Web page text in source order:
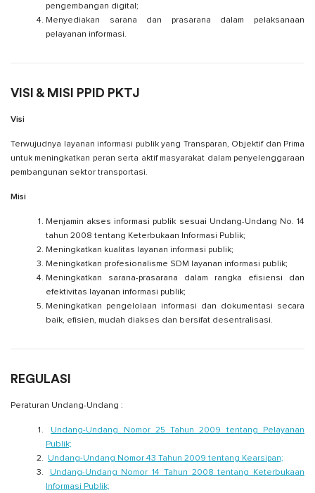
pengembangan digital;
Menyediakan sarana dan prasarana dalam pelaksanaan
pelayanan informasi.
VISI & MISI PPID PKTJ
Visi
Terwujudnya layanan informasi publik yang Transparan, Objektif dan Prima
untuk meningkatkan peran serta aktif masyarakat dalam penyelenggaraan
pembangunan sektor transportasi.
Misi
Menjamin akses informasi publik sesuai Undang-Undang No. 14
tahun 2008 tentang Keterbukaan Informasi Publik;
Meningkatkan kualitas layanan informasi publik;
Meningkatkan profesionalisme SDM layanan informasi publik;
Meningkatkan sarana-prasarana dalam rangka efisiensi dan
efektivitas layanan informasi publik;
Meningkatkan pengelolaan informasi dan dokumentasi secara
baik, efisien, mudah diakses dan bersifat desentralisasi.
REGULASI
Peraturan Undang-Undang :
Undang-Undang Nomor 25 Tahun 2009 tentang Pelayanan
Publik;
Undang-Undang Nomor 43 Tahun 2009 tentang Kearsipan;
Undang-Undang Nomor 14 Tahun 2008 tentang Keterbukaan
Informasi Publik;